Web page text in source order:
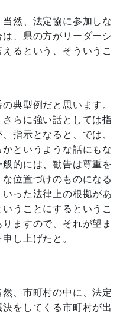
然、法定協に参加しな
、県の方がリーダーシ
るという、そういうこ
典型例だと思います。
らに強い話としては指
指示となると、では、
というような話にもな
的には、勧告は尊重を
位置づけのものになる
った法律上の根拠があ
うことにするというこ
ますので、それが望ま
し上げたと。
、市町村の中に、法定
をしてくる市町村が出